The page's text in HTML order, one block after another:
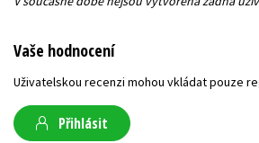
Vaše hodnocení
Uživatelskou recenzi mohou vkládat pouze
Přihlásit